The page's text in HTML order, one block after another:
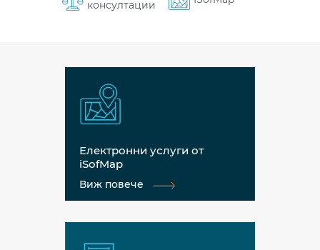
консултации
Електронни услуги от
iSofMap
Виж повече